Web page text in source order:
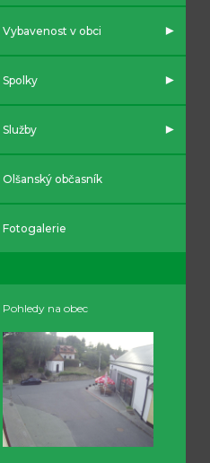
Vybavenost v obci
Spolky
Služby
Olšanský občasník
Fotogalerie
Pohledy na obec